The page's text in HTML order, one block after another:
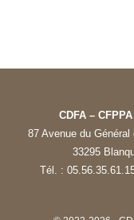
CDFA –
87 Avenue du
33295
Tél. :